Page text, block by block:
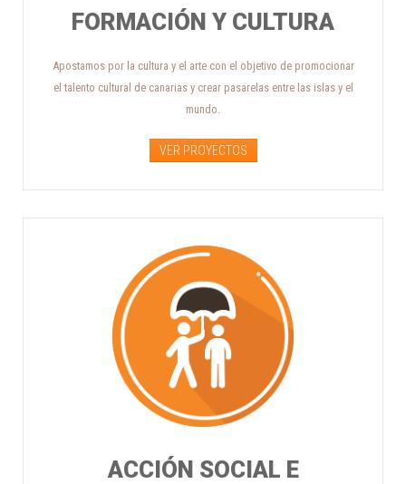
FORMACIÓN Y CULTURA
Apostamos por la cultura y el arte con el objetivo de promocionar
el talento cultural de canarias y crear pasarelas entre las islas y el
mundo.
VER PROYECTOS
ACCIÓN SOCIAL E